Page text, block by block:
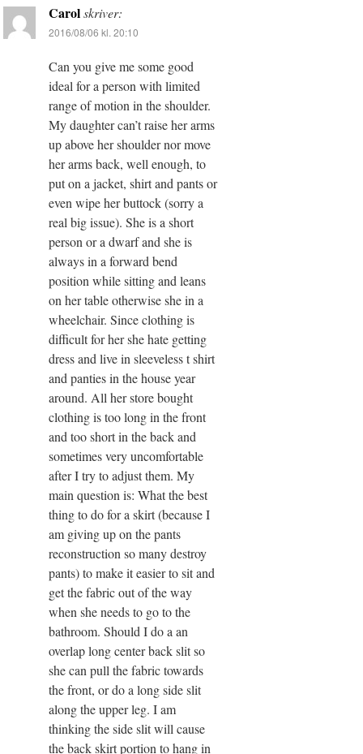
Carol skriver:
2016/08/06 kl. 20:10
Can you give me some good
ideal for a person with limited
range of motion in the shoulder.
My daughter can’t raise her arms
up above her shoulder nor move
her arms back, well enough, to
put on a jacket, shirt and pants or
even wipe her buttock (sorry a
real big issue). She is a short
person or a dwarf and she is
always in a forward bend
position while sitting and leans
on her table otherwise she in a
wheelchair. Since clothing is
difficult for her she hate getting
dress and live in sleeveless t shirt
and panties in the house year
around. All her store bought
clothing is too long in the front
and too short in the back and
sometimes very uncomfortable
after I try to adjust them. My
main question is: What the best
thing to do for a skirt (because I
am giving up on the pants
reconstruction so many destroy
pants) to make it easier to sit and
get the fabric out of the way
when she needs to go to the
bathroom. Should I do a an
overlap long center back slit so
she can pull the fabric towards
the front, or do a long side slit
along the upper leg. I am
thinking the side slit will cause
the back skirt portion to hang in